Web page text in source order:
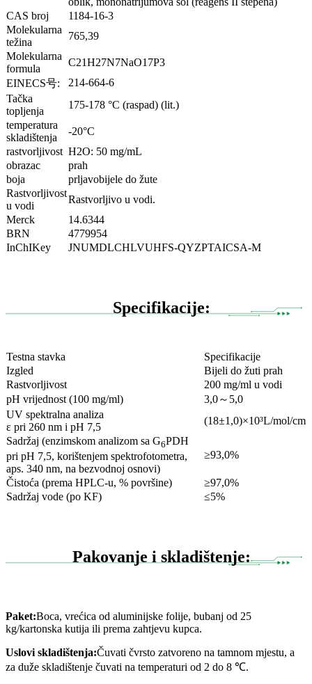
CAS broj
1184-16-3
Molekularna
težina
765,39
Molekularna
formula
C21H27N7NaO17P3
EINECS号:
214-664-6
Tačka
topljenja
175-178 °C (raspad) (lit.)
temperatura
skladištenja
-20°C
rastvorljivost H2O: 50 mg/mL
obrazac
prah
boja
prljavobijele do žute
Rastvorljivost
u vodi
Rastvorljivo u vodi.
Merck
14.6344
BRN
4779954
InChIKey
JNUMDLCHLVUHFS-QYZPTAICSA-M
Specifikacije:
Testna stavka
Specifikacije
Izgled
Bijeli do žuti prah
Rastvorljivost
200 mg/ml u vodi
pH vrijednost (100 mg/ml)
3,0～5,0
UV spektralna analiza
ε pri 260 nm i pH 7,5
(18±1,0)×10³L/mol/cm
Sadržaj (enzimskom analizom sa G6PDH
pri pH 7,5, korištenjem spektrofotometra,
aps. 340 nm, na bezvodnoj osnovi)
≥93,0%
Čistoća (prema HPLC-u, % površine)
≥97,0%
Sadržaj vode (po KF)
≤5%
Pakovanje i skladištenje:
Paket:Boca, vrećica od aluminijske folije, bubanj od 25
kg/kartonska kutija ili prema zahtjevu kupca.
Uslovi skladištenja:Čuvati čvrsto zatvoreno na tamnom mjestu, a
za duže skladištenje čuvati na temperaturi od 2 do 8 ℃.